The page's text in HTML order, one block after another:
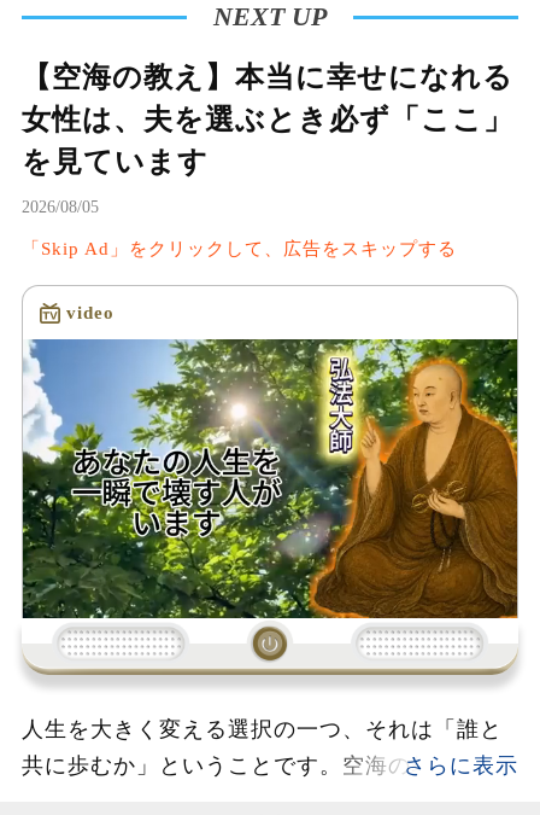
NEXT UP
【空海の教え】本当に幸せになれる
女性は、夫を選ぶとき必ず「ここ」
を見ています
2026/08/05
「Skip Ad」をクリックして、広告をスキップする
video
読み込み中...
人生を大きく変える選択の一つ、それは「誰と
共に歩むか」ということです。空海の教えで